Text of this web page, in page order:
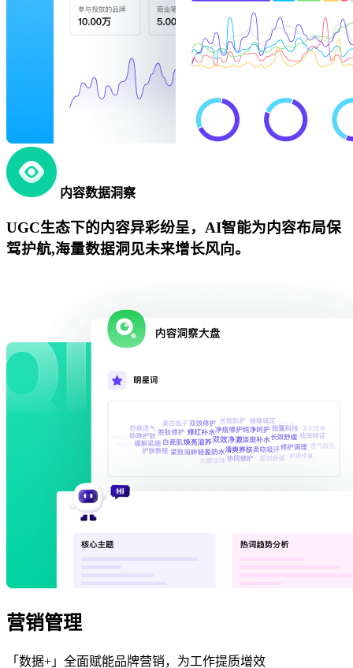
内容数据洞察
UGC生态下的内容异彩纷呈，AI智能为内容布局保
驾护航,海量数据洞见未来增长风向。
营销管理
「数据+」全面赋能品牌营销，为工作提质增效